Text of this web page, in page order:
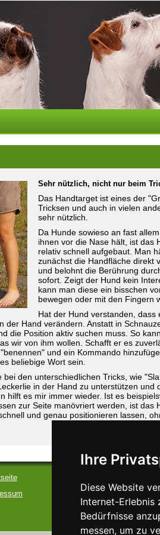
Ihre
Diese Website
Internet-Erlebnis
Bedürfnisse
messen, um zu
Sehr nützlich, nicht nur beim
Das Handtarget ist eines der
Tricksen und auch in vielen
sehr nützlich.
Da Hunde sowieso an fast
ihnen vor die Nase hält, ist das
relativ schnell aufgebaut. Man
zunächst die Handfläche direkt
und belohnt die Berührung
sofort. Zeigt der Hund kein
kann man diese ein bisschen
bewegen oder mit den Fingern
Hat der Hund verstanden, dass
der Hand verändern. Anstatt in
die Position aktiv suchen muss. So
wir von ihm wollen. Schafft er es
und ein Kommando
beliebige Wort sein.
den unterschiedlichen Tricks, wie
in der Hand zu unterstützen und
hilft es mir immer wieder. Ist es
zur Seite manövriert werden, ist das
und genau positionieren lassen,